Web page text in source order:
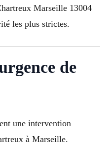
Marseille 13004
les plus strictes.
de
une intervention
à Marseille.